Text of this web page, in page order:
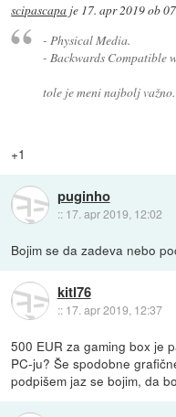
scipascapa je 17. apr 2019 ob
- Physical Media.
- Backwards Compatible
tole je meni najbolj važno.
+1
puginho
:: 17. apr 2019, 12:02
Bojim se da zadeva nebo
kitl76
:: 17. apr 2019, 12:37
500 EUR za gaming box je
PC-ju? Še spodobne
podpišem jaz se bojim, da